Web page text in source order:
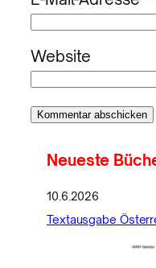
Website
Neueste
10.6.2026
Textausgabe